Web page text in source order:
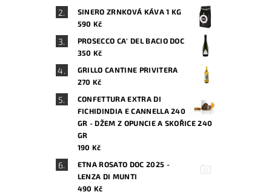
SINERO ZRNKOVÁ KÁVA 1 KG
590 Kč
PROSECCO CA' DEL BACIO DOC
350 Kč
GRILLO CANTINE PRIVITERA
270 Kč
CONFETTURA EXTRA DI
FICHIDINDIA E CANNELLA 240
GR - DŽEM Z OPUNCIE A SKOŘICE 240
GR
190 Kč
ETNA ROSATO DOC 2025 -
LENZA DI MUNTI
490 Kč